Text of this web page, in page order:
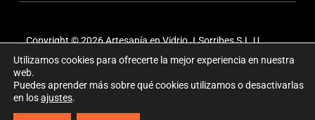
Copyright © 2026 Artesanía en Vidrio J.Sorribes S.L.U.
Utilizamos cookies para ofrecerte la mejor experiencia en nuestra
web.
Puedes aprender más sobre qué cookies utilizamos o desactivarlas
en losajustes.